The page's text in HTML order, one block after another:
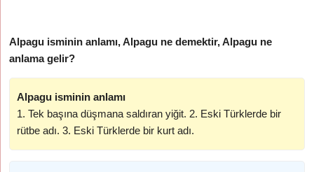
Alpagu isminin anlamı, Alpagu ne demektir, Alpagu ne
anlama gelir?
Alpagu isminin anlamı
1. Tek başına düşmana saldıran yiğit. 2. Eski Türklerde bir
rütbe adı. 3. Eski Türklerde bir kurt adı.